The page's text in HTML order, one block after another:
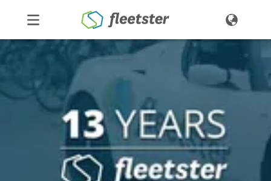
Producten
Nieuws
Login